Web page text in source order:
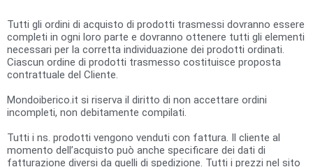
Tutti gli ordini di acquisto di prodotti trasmessi dovranno essere
completi in ogni loro parte e dovranno ottenere tutti gli elementi
necessari per la corretta individuazione dei prodotti ordinati.
Ciascun ordine di prodotti trasmesso costituisce proposta
contrattuale del Cliente.
Mondoiberico.it si riserva il diritto di non accettare ordini
incompleti, non debitamente compilati.
Tutti i ns. prodotti vengono venduti con fattura. Il cliente al
momento dell’acquisto può anche specificare dei dati di
fatturazione diversi da quelli di spedizione. Tutti i prezzi nel sito